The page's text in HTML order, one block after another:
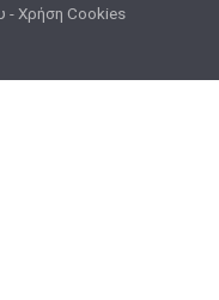
-Χρήση Cookies